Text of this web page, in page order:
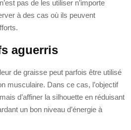
pas de les utiliser n’importe
à des cas où ils peuvent
aguerris
de graisse peut parfois être utilisé
musculaire. Dans ce cas, l’objectif
d’affiner la silhouette en réduisant
un bon niveau d’énergie à